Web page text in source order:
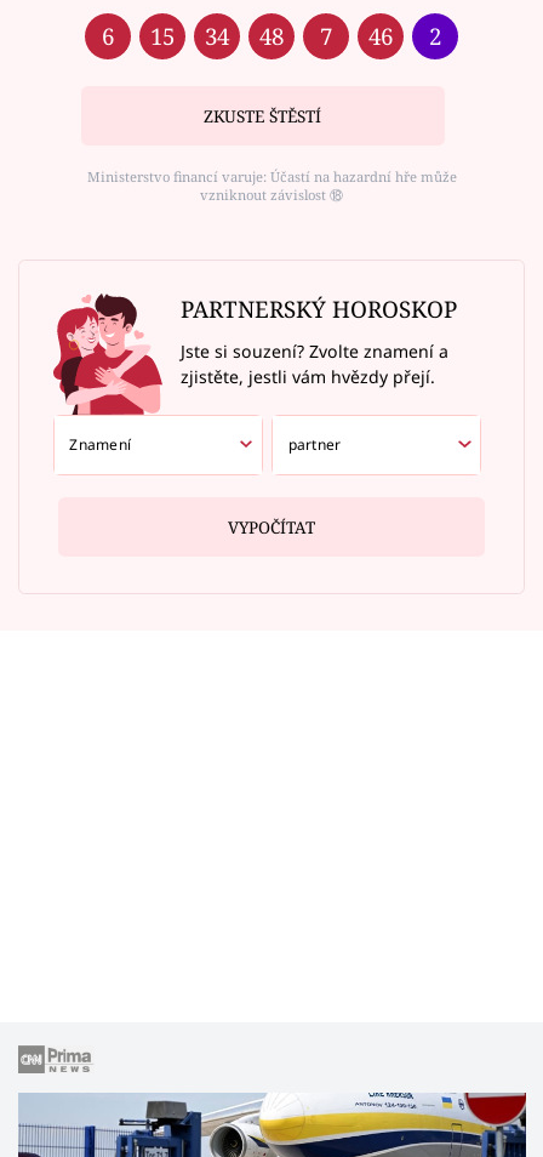
6 15 34 48 7 46 2
ZKUSTE ŠTĚSTÍ
Ministerstvo financí varuje: Účastí na hazardní hře může
vzniknout závislost ⑱
PARTNERSKÝ HOROSKOP
Jste si souzení? Zvolte znamení a
zjistěte, jestli vám hvězdy přejí.
VYPOČÍTAT